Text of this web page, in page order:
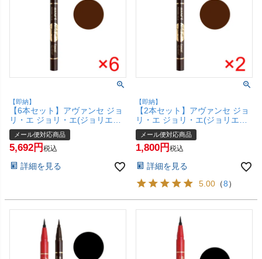
【即納】
【6本セット】アヴァンセ ジョ
リ・エ ジョリ・エ(ジョリエジ
ョリエ) リキッドアイライナー
ブラウン【AVANCE】【メール
便対応商品】【SBT】
メール便対応商品
5,692 税込
詳細を見る
【即納】
【2本セット】アヴァンセ ジョ
リ・エ ジョリ・エ(ジョリエジ
ョリエ) リキッドアイライナー
ブラウン【AVANCE】【メール
便対応商品】【SBT】
メール便対応商品
1,800 税込
詳細を見る
5.00 （8）